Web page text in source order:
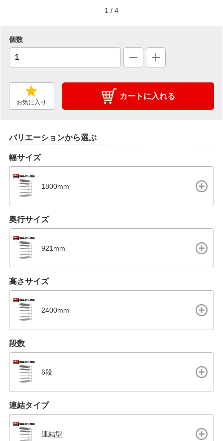
1 / 4
個数
お気に入り
カートに入れる
バリエーションから選ぶ
幅サイズ
1800mm
奥行サイズ
921mm
高さサイズ
2400mm
段数
6段
連結タイプ
連結型